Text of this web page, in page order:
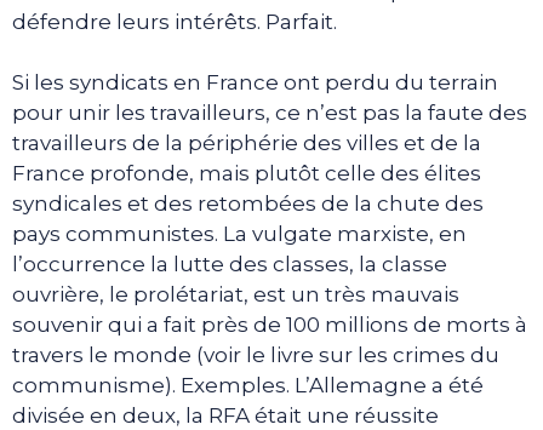
défendre leurs intérêts. Parfait.
Si les syndicats en France ont perdu du terrain
pour unir les travailleurs, ce n’est pas la faute des
travailleurs de la périphérie des villes et de la
France profonde, mais plutôt celle des élites
syndicales et des retombées de la chute des
pays communistes. La vulgate marxiste, en
l’occurrence la lutte des classes, la classe
ouvrière, le prolétariat, est un très mauvais
souvenir qui a fait près de 100 millions de morts à
travers le monde (voir le livre sur les crimes du
communisme). Exemples. L’Allemagne a été
divisée en deux, la RFA était une réussite